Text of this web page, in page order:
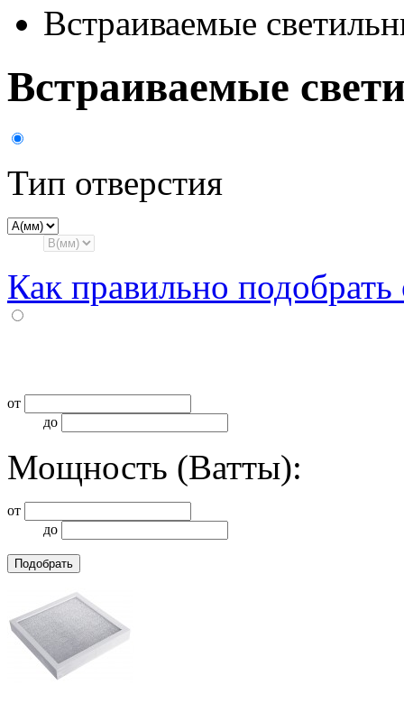
Встраиваемые
Встраиваемые
Тип отверстия
Как правильно
от
до
Мощность (Ватты):
от
до